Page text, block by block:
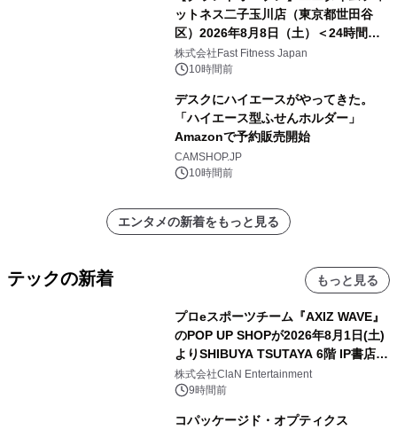
ットネス二子玉川店（東京都世田谷
区）2026年8月8日（土）＜24時間年
中無休のフィットネスジム＞
株式会社Fast Fitness Japan
10時間前
デスクにハイエースがやってきた。
「ハイエース型ふせんホルダー」
Amazonで予約販売開始
CAMSHOP.JP
10時間前
エンタメの新着をもっと見る
テックの新着 もっと見る
プロeスポーツチーム『AXIZ WAVE』
のPOP UP SHOPが2026年8月1日(土)
よりSHIBUYA TSUTAYA 6階 IP書店で
開催決定！！
株式会社ClaN Entertainment
9時間前
コパッケージド・オプティクス